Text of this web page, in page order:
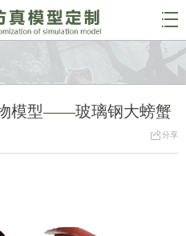

模型——玻璃钢大螃蟹
分享